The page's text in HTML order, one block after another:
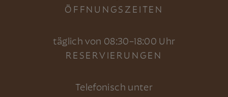
ÖFFNUNGSZEITEN
täglich von 08:30–18:00 Uhr
RESERVIERUNGEN
Telefonisch unter